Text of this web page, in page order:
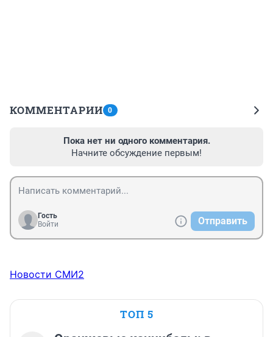
КОММЕНТАРИИ 0
Пока нет ни одного комментария.
Начните обсуждение первым!
Гость
Войти
Отправить
Новости СМИ2
ТОП 5